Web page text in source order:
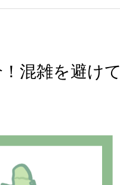
混雑を避けて